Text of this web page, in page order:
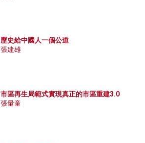
歷史給中國人一個公道
張建雄
市區再生局範式實現真正的市區重建3.0
張量童